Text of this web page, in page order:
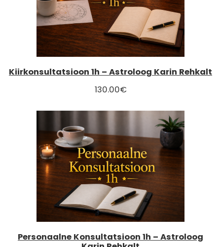
Kiirkonsultatsioon 1h – Astroloog Karin Rehkalt
130.00€
Personaalne Konsultatsioon 1h – Astroloog